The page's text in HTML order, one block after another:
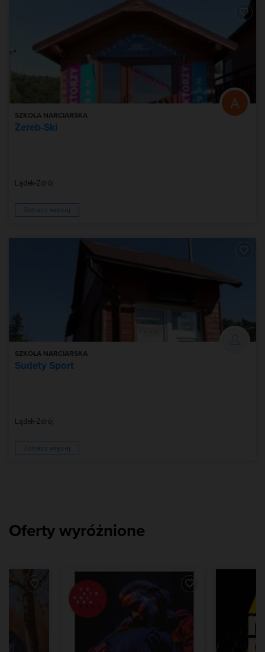
SZKOŁA NARCIARSKA
Żereb-Ski
Lądek-Zdrój
Zobacz więcej
SZKOŁA NARCIARSKA
Sudety Sport
Lądek-Zdrój
Zobacz więcej
Oferty wyróżnione